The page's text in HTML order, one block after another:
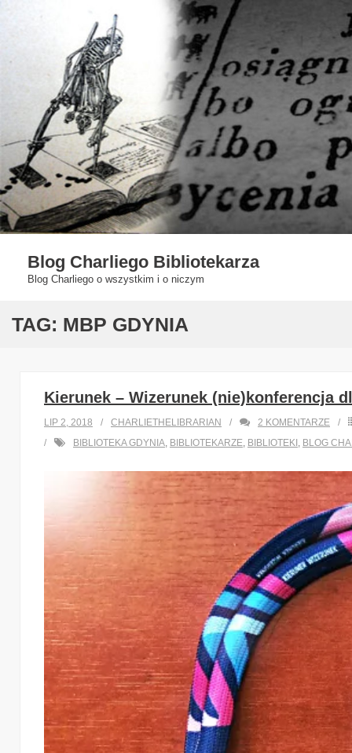
Blog Charliego Bibliotekarza
Blog Charliego o wszystkim i o niczym
TAG: MBP GDYNIA
Kierunek – Wizerunek (nie)konferencja
LIP 2, 2018 CHARLIETHELIBRARIAN 2 KOMENTARZE
BIBLIOTEKA GDYNIA, BIBLIOTEKARZE, BIBLIOTEKI , BLOG